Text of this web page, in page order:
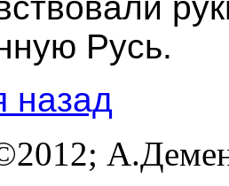
Русь.
назад